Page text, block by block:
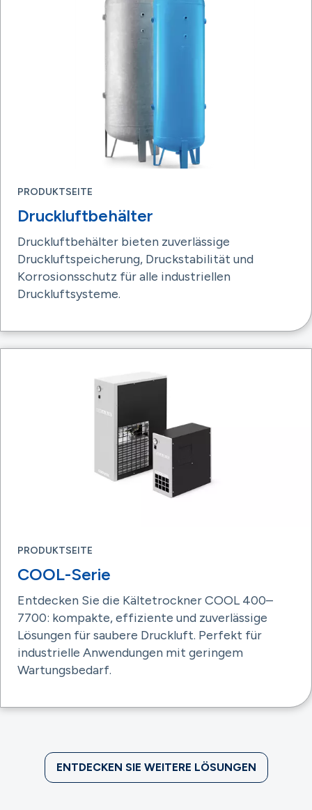
PRODUKTSEITE
Druckluftbehälter
Druckluftbehälter bieten zuverlässige
Druckluftspeicherung, Druckstabilität und
Korrosionsschutz für alle industriellen
Druckluftsysteme.
PRODUKTSEITE
COOL-Serie
Entdecken Sie die Kältetrockner COOL 400–
7700: kompakte, effiziente und zuverlässige
Lösungen für saubere Druckluft. Perfekt für
industrielle Anwendungen mit geringem
Wartungsbedarf.
ENTDECKEN SIE WEITERE LÖSUNGEN